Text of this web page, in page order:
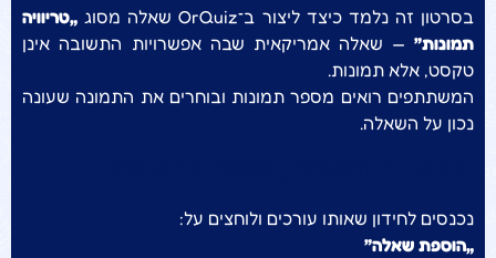
בסרטון זה נלמד כיצד ליצור ב־OrQuiz שאלה מסוג
„טריוויה
תמונות” — שאלה אמריקאית שבה אפשרויות התשובה אינן
טקסט, אלא תמונות.
המשתתפים רואים מספר תמונות ובוחרים את התמונה שעונה
נכון על השאלה.
נכנסים לחידון שאותו עורכים ולוחצים על:
„הוספת שאלה”